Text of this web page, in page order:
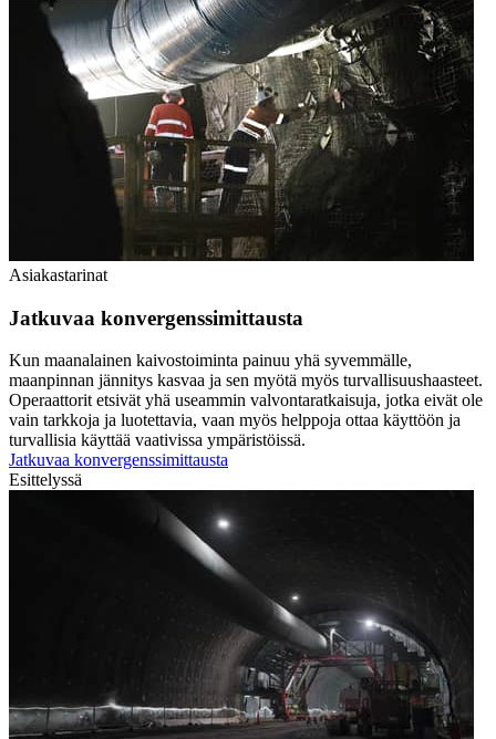
Asiakastarinat
Jatkuvaa konvergenssimittausta
Kun maanalainen kaivostoiminta painuu yhä syvemmälle,
maanpinnan jännitys kasvaa ja sen myötä myös turvallisuushaasteet.
Operaattorit etsivät yhä useammin valvontaratkaisuja, jotka eivät ole
vain tarkkoja ja luotettavia, vaan myös helppoja ottaa käyttöön ja
turvallisia käyttää vaativissa ympäristöissä.
Jatkuvaa konvergenssimittausta
Esittelyssä